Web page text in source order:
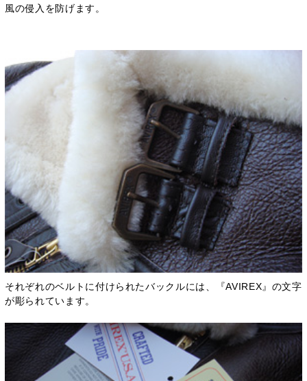
風の侵入を防げます。
それぞれのベルトに付けられたバックルには、『AVIREX』の文字
が彫られています。